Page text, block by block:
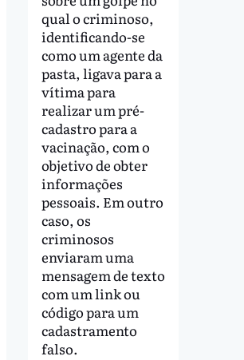
qual o criminoso,
identificando-se
como um agente da
pasta, ligava para a
vítima para
realizar um pré-
cadastro para a
vacinação, com o
objetivo de obter
informações
pessoais. Em outro
caso, os
criminosos
enviaram uma
mensagem de texto
com um link ou
código para um
cadastramento
falso.